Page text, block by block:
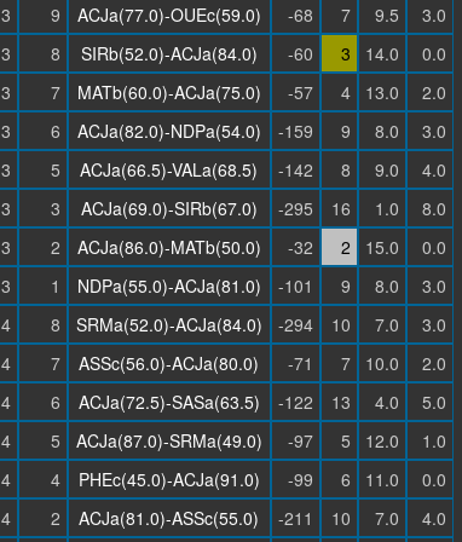
3 9 ACJa(77.0)-OUEc(59.0) -68 7 9.5
3.0
3 8 SIRb(52.0)-ACJa(84.0) -60 3 14.0
0.0
3 7 MATb(60.0)-ACJa(75.0) -57 4 13.0
2.0
3 6 ACJa(82.0)-NDPa(54.0) -159 9 8.0
3.0
3 5 ACJa(66.5)-VALa(68.5) -142 8 9.0
4.0
3 3 ACJa(69.0)-SIRb(67.0) -295 16 1.0
8.0
3 2 ACJa(86.0)-MATb(50.0) -32 2 15.0
0.0
3 1 NDPa(55.0)-ACJa(81.0) -101 9 8.0
3.0
4 8 SRMa(52.0)-ACJa(84.0) -294 10 7.0
3.0
4 7 ASSc(56.0)-ACJa(80.0) -71 7 10.0
2.0
4 6 ACJa(72.5)-SASa(63.5) -122 13 4.0
5.0
4 5 ACJa(87.0)-SRMa(49.0) -97 5 12.0
1.0
4 4 PHEc(45.0)-ACJa(91.0) -99 6 11.0
0.0
4 2 ACJa(81.0)-ASSc(55.0) -211 10 7.0 4.0